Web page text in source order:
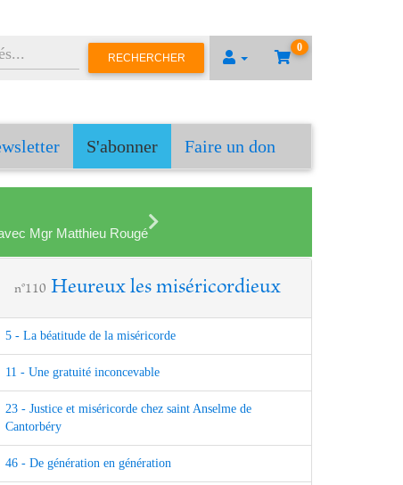
0
RECHERCHER
S'abonner Faire un don
Mgr Matthieu Rougé
n°110 Heureux les miséricordieux
5 - La béatitude de la miséricorde
11 - Une gratuité inconcevable
23 - Justice et miséricorde chez saint Anselme de
Cantorbéry
46 - De génération en génération